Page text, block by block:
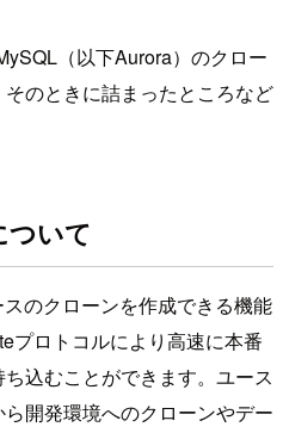
（以下Aurora）のクロー
のときに詰まったところなど
いて
のクローンを作成できる機能
プロトコルにより高速に本番
込むことができます。ユース
開発環境へのクローンやデー